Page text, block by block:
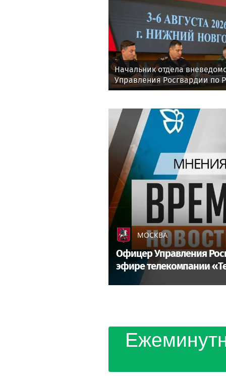
Начальник отдела
Управления Росгвардии по
Эл принял участие во
МОСКВА
Офицер Управления
эфире телекомпании